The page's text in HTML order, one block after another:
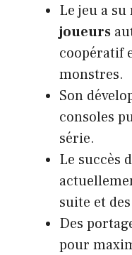
Le jeu a
joueurs
coopératif
monstres.
Son
consoles
série.
Le succès
suite et
Des
pour